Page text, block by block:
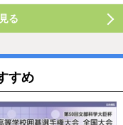
る
すめ